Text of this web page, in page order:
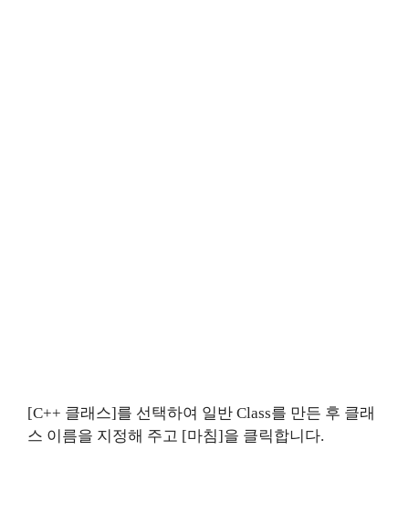
[C++ 클래스]를 선택하여 일반 Class를 만든 후 클래
스 이름을 지정해 주고 [마침]을 클릭합니다.